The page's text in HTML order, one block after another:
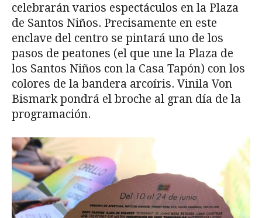
celebrarán varios espectáculos en la Plaza
de Santos Niños. Precisamente en este
enclave del centro se pintará uno de los
pasos de peatones (el que une la Plaza de
los Santos Niños con la Casa Tapón) con los
colores de la bandera arcoíris. Vinila Von
Bismark pondrá el broche al gran día de la
programación.